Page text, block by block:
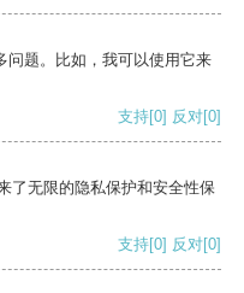
问题。比如，我可以使用它来
支持[0] 反对[0]
了无限的隐私保护和安全性保
支持[0] 反对[0]